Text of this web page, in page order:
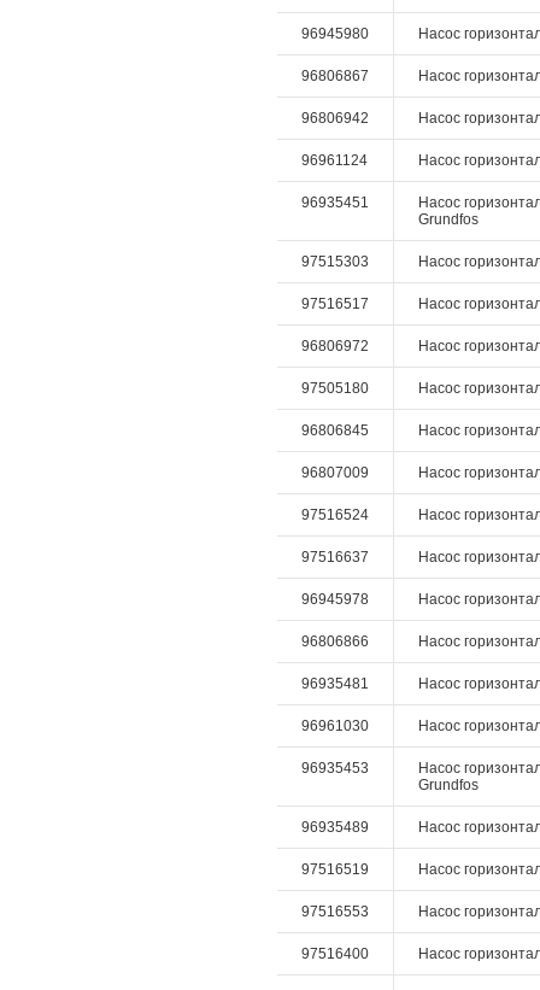
96945980 Насос
96806867 Насос
96806942 Насос
96961124 Насос
96935451
Насос
Grundfos
97515303 Насос
97516517 Насос
96806972 Насос
97505180 Насос
96806845 Насос
96807009 Насос
97516524 Насос
97516637 Насос
96945978 Насос
96806866 Насос
96935481 Насос
96961030 Насос
96935453
Насос
Grundfos
96935489 Насос
97516519 Насос
97516553 Насос
97516400 Насос